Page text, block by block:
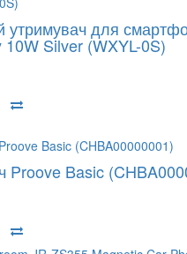
утримувач для
Silver (WXYL-0S)
Proove Basic